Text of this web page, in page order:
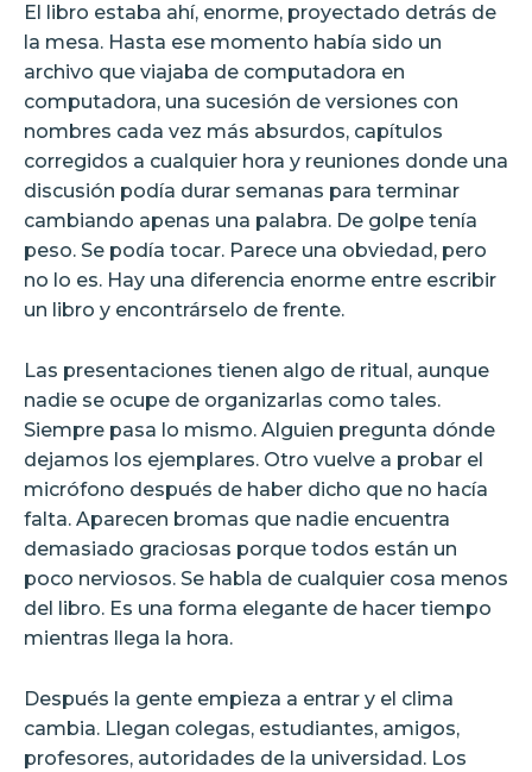
El libro estaba ahí, enorme, proyectado detrás de
la mesa. Hasta ese momento había sido un
archivo que viajaba de computadora en
computadora, una sucesión de versiones con
nombres cada vez más absurdos, capítulos
corregidos a cualquier hora y reuniones donde una
discusión podía durar semanas para terminar
cambiando apenas una palabra. De golpe tenía
peso. Se podía tocar. Parece una obviedad, pero
no lo es. Hay una diferencia enorme entre escribir
un libro y encontrárselo de frente.
Las presentaciones tienen algo de ritual, aunque
nadie se ocupe de organizarlas como tales.
Siempre pasa lo mismo. Alguien pregunta dónde
dejamos los ejemplares. Otro vuelve a probar el
micrófono después de haber dicho que no hacía
falta. Aparecen bromas que nadie encuentra
demasiado graciosas porque todos están un
poco nerviosos. Se habla de cualquier cosa menos
del libro. Es una forma elegante de hacer tiempo
mientras llega la hora.
Después la gente empieza a entrar y el clima
cambia. Llegan colegas, estudiantes, amigos,
profesores, autoridades de la universidad. Los